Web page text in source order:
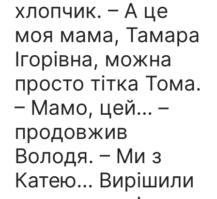
хлопчик. – А це
моя мама, Тамара
Ігорівна, можна
просто тітка Тома.
– Мамо, цей… –
продовжив
Володя. – Ми з
Катею… Вирішили